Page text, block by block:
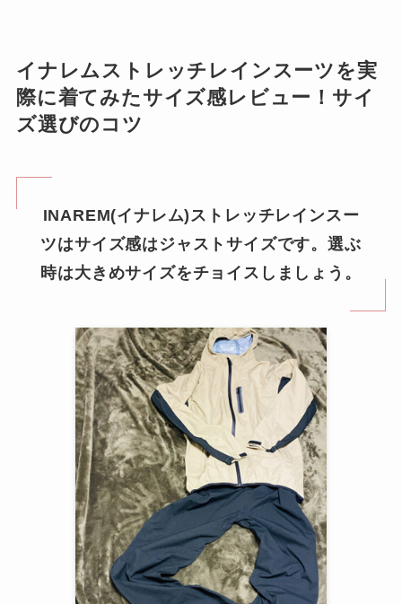
イナレムストレッチレインスーツを実
際に着てみたサイズ感レビュー！サイ
ズ選びのコツ
INAREM(イナレム)ストレッチレインスー
ツはサイズ感はジャストサイズです。選ぶ
時は大きめサイズをチョイスしましょう。